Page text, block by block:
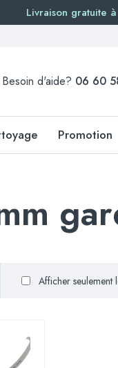
Livraison gratuite
Besoin d'aide? 06 60
Promotion
Afficher seulement